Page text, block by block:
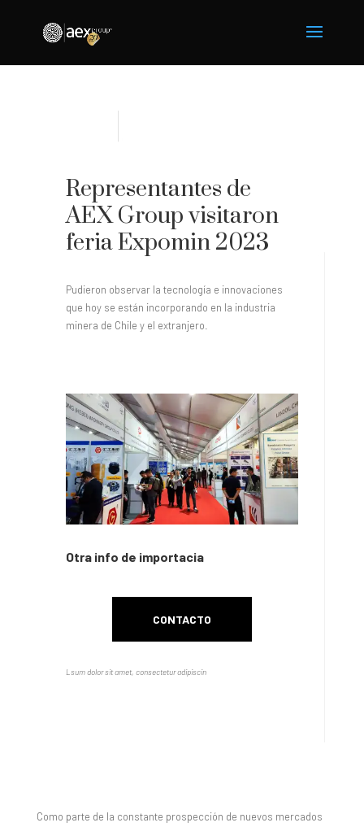
Representantes de
AEX Group visitaron
feria Expomin 2023
Pudieron observar la tecnología e innovaciones
que hoy se están incorporando en la industria
minera de Chile y el extranjero.
Otra info de importacia
CONTACTO
Lsum dolor sit amet, consectetur adipiscin
Como parte de la constante prospección de nuevos mercados